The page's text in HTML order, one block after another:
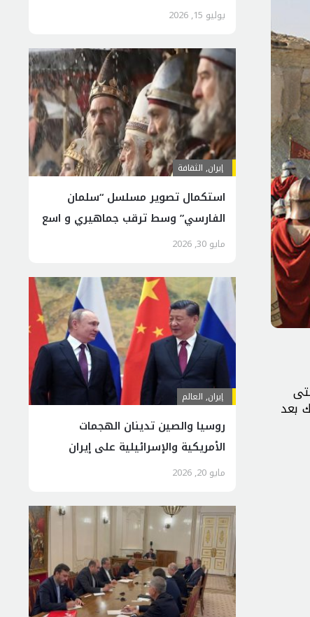
بعد
يوليو 15, 2026
إيران, الثقافة
استكمال تصوير مسلسل “سلمان
الفارسي” وسط ترقب جماهيري و اسع
مايو 30, 2026
إيران, العالم
روسيا والصين تدينان الهجمات
الأمريكية والإسرائيلية على إيران
مايو 20, 2026